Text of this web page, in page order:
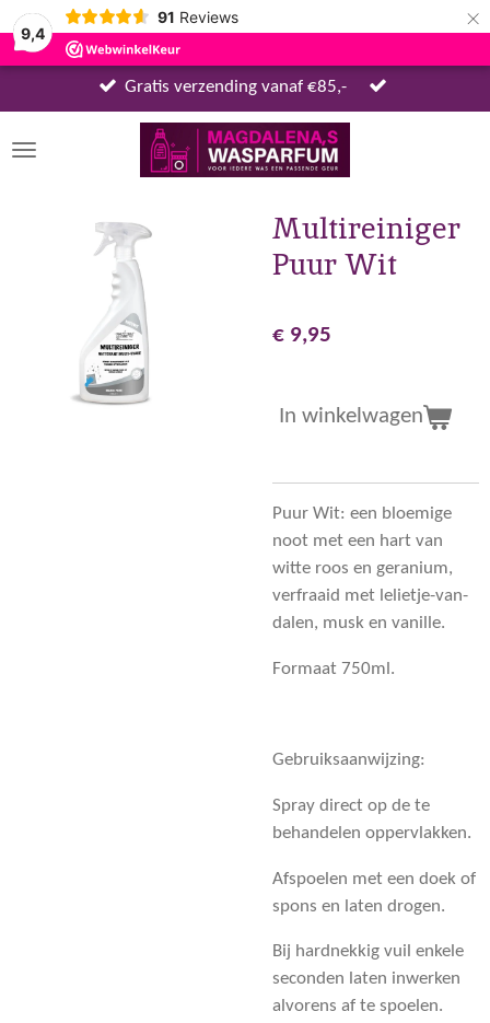
9,4
91 Reviews ×
Gratis verzending vanaf €85,-
Multireiniger
Puur Wit
€ 9,95
In winkelwagen
Puur Wit: een bloemige
noot met een hart van
witte roos en geranium,
verfraaid met lelietje-van-
dalen, musk en vanille.
Formaat 750ml.
Gebruiksaanwijzing:
Spray direct op de te
behandelen oppervlakken.
Afspoelen met een doek of
spons en laten drogen.
Bij hardnekkig vuil enkele
seconden laten inwerken
alvorens af te spoelen.